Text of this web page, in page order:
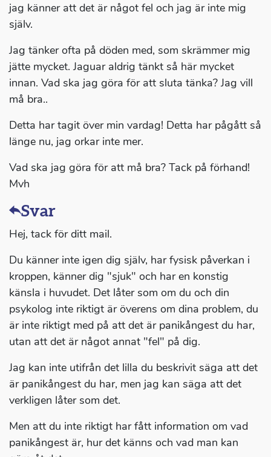
jag känner att det är något fel och jag är inte mig
själv.
Jag tänker ofta på döden med, som skrämmer mig
jätte mycket. Jaguar aldrig tänkt så här mycket
innan. Vad ska jag göra för att sluta tänka? Jag vill
må bra..
Detta har tagit över min vardag! Detta har pågått så
länge nu, jag orkar inte mer.
Vad ska jag göra för att må bra? Tack på förhand!
Mvh
Svar
Hej, tack för ditt mail.
Du känner inte igen dig själv, har fysisk påverkan i
kroppen, känner dig "sjuk" och har en konstig
känsla i huvudet. Det låter som om du och din
psykolog inte riktigt är överens om dina problem, du
är inte riktigt med på att det är panikångest du har,
utan att det är något annat "fel" på dig.
Jag kan inte utifrån det lilla du beskrivit säga att det
är panikångest du har, men jag kan säga att det
verkligen låter som det.
Men att du inte riktigt har fått information om vad
panikångest är, hur det känns och vad man kan